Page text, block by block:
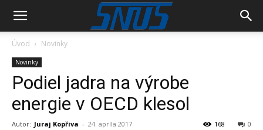
Úvod Novinky
Novinky
Podiel jadra na výrobe
energie v OECD klesol
Autor: Juraj Kopřiva - 24. apríla 2017 0
168